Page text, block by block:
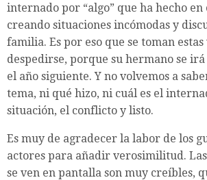
internado por “algo” que ha hecho
creando situaciones incómodas y
familia. Es por eso que se toman
despedirse, porque su hermano se
el año siguiente. Y no volvemos a
tema, ni qué hizo, ni cuál es el
situación, el conflicto y listo.
Es muy de agradecer la labor de los
actores para añadir verosimilitud.
se ven en pantalla son muy creíbles,